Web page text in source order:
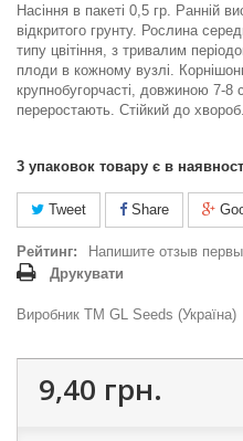
Насіння в пакеті 0,5 гр. Ранній
відкритого грунту. Рослина
типу цвітіння, з тривалим
плоди в кожному вузлі.
крупнобугорчасті, довжиною 7-
переростають. Стійкий до
3 упаковок товару є в
Tweet Share
Рейтинг:
Напишите отзыв
Друкувати
Виробник ТМ GL Seeds (Україна)
9,40 грн.